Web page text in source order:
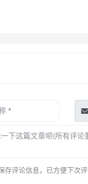
存评论信息，已方便下次评